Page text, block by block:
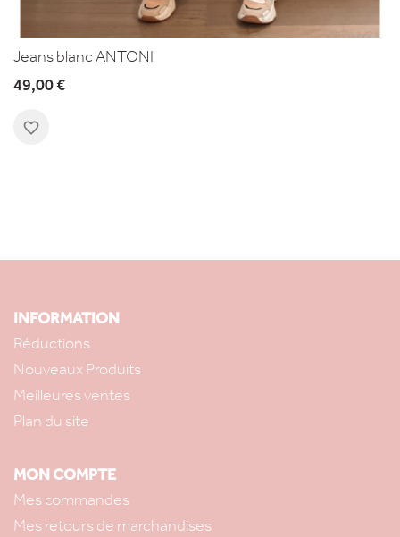
Jeans blanc ANTONI
49,00 €
favorite_border
INFORMATION
Réductions
Nouveaux Produits
Meilleures ventes
Plan du site
MON COMPTE
Mes commandes
Mes retours de marchandises